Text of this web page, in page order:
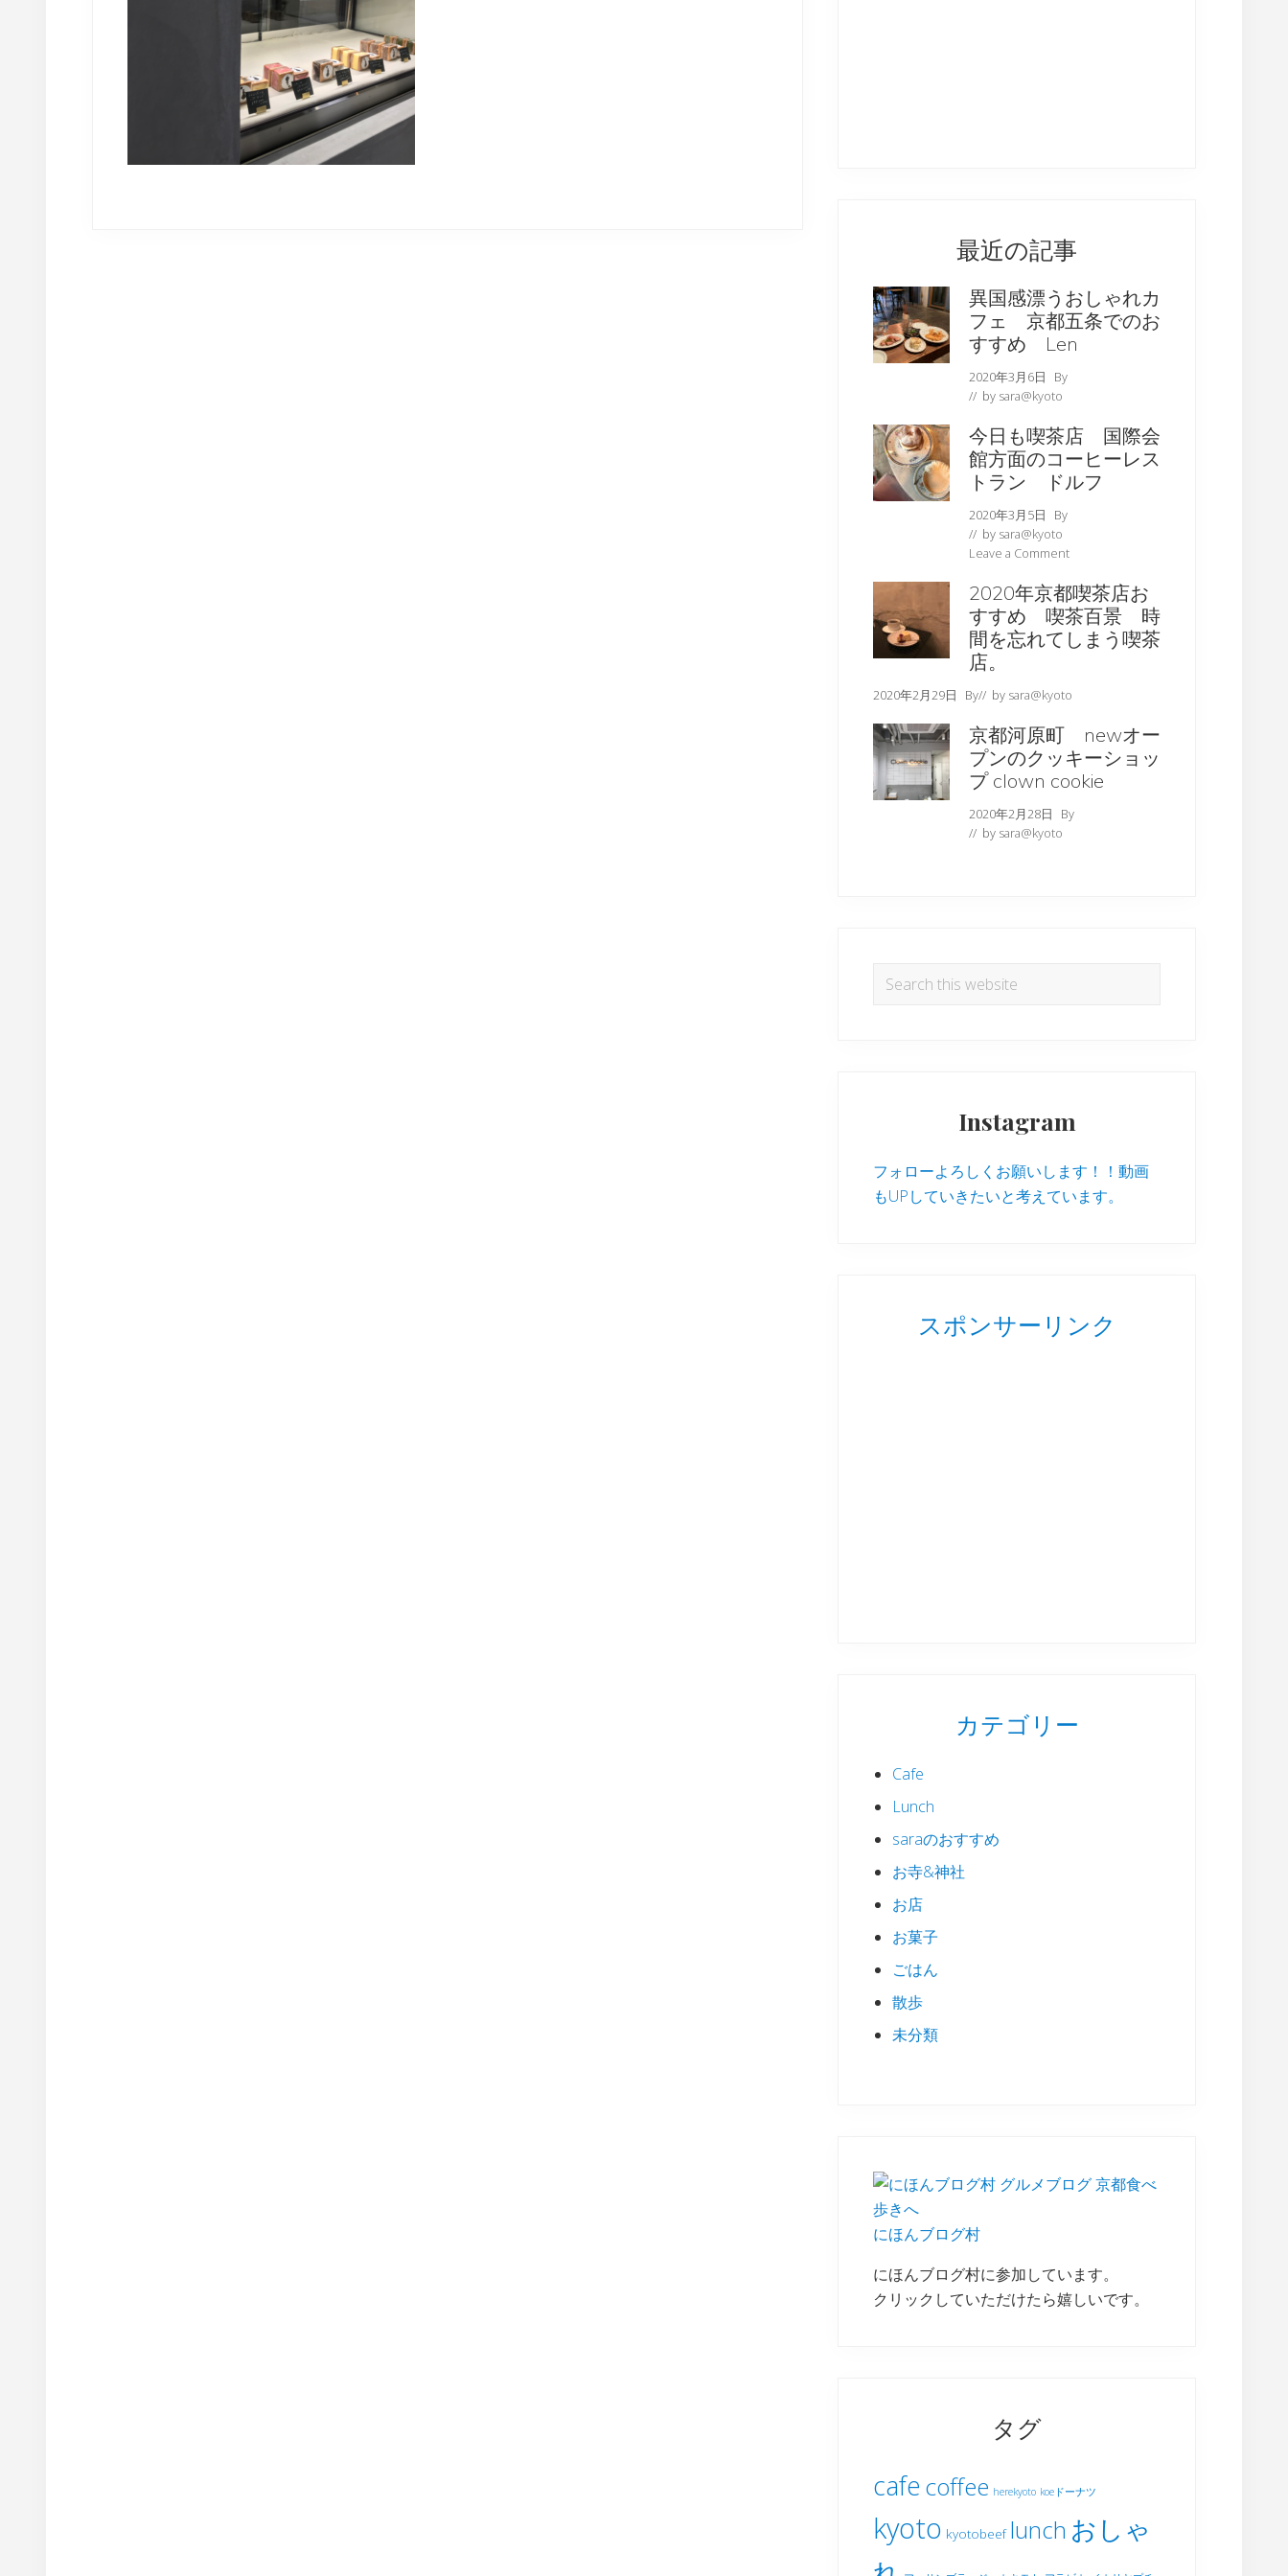
最近の記事
異国感漂うおしゃれカ
フェ 京都五条でのお
すすめ Len
2020年3月6日
By
// by sara@kyoto
今日も喫茶店 国際会
館方面のコーヒーレス
トラン ドルフ
2020年3月5日
By
// by sara@kyoto
Leave a Comment
2020年京都喫茶店お
すすめ 喫茶百景 時
間を忘れてしまう喫茶
店。
2020年2月29日 By// by sara@kyoto
京都河原町 newオー
プンのクッキーショッ
プ clown cookie
2020年2月28日
By
// by sara@kyoto
Search
Instagram
フォローよろしくお願いします！！動画
もUPしていきたいと考えています。
スポンサーリンク
カテゴリー
Cafe
Lunch
saraのおすすめ
お寺&神社
お店
お菓子
ごはん
散歩
未分類
にほんブログ村
にほんブログ村に参加しています。
クリックしていただけたら嬉しいです。
タグ
cafe coffee herekyoto koeドーナツ
kyoto kyotobeef lunch おしゃ